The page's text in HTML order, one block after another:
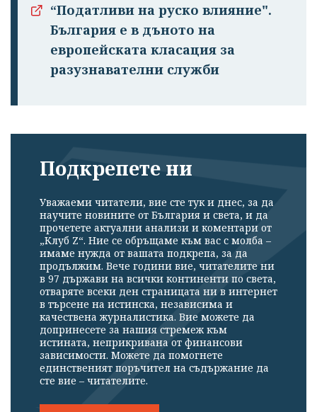
“Податливи на руско влияние".
България е в дъното на
европейската класация за
разузнавателни служби
Подкрепете ни
Уважаеми читатели, вие сте тук и днес, за да
научите новините от България и света, и да
прочетете актуални анализи и коментари от
„Клуб Z“. Ние се обръщаме към вас с молба –
имаме нужда от вашата подкрепа, за да
продължим. Вече години вие, читателите ни
в 97 държави на всички континенти по света,
отваряте всеки ден страницата ни в интернет
в търсене на истинска, независима и
качествена журналистика. Вие можете да
допринесете за нашия стремеж към
истината, неприкривана от финансови
зависимости. Можете да помогнете
единственият поръчител на съдържание да
сте вие – читателите.